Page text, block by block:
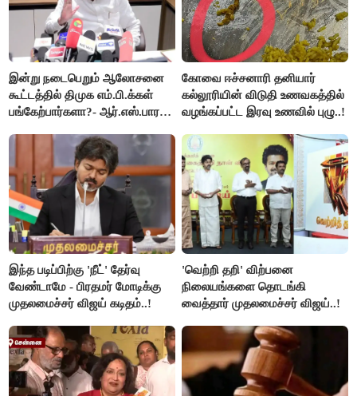
இன்று நடைபெறும் ஆலோசனை
கூட்டத்தில் திமுக எம்.பி.க்கள்
பங்கேற்பார்களா?- ஆர்.எஸ்.பாரதி
கோவை ஈச்சனாரி தனியார்
கல்லூரியின் விடுதி உணவகத்தில்
வழங்கப்பட்ட இரவு உணவில் புழு..!
இந்த படிப்பிற்கு 'நீட்' தேர்வு
வேண்டாமே - பிரதமர் மோடிக்கு
முதலமைச்சர் விஜய் கடிதம்..!
'வெற்றி தறி' விற்பனை
நிலையங்களை தொடங்கி
வைத்தார் முதலமைச்சர் விஜய்..!